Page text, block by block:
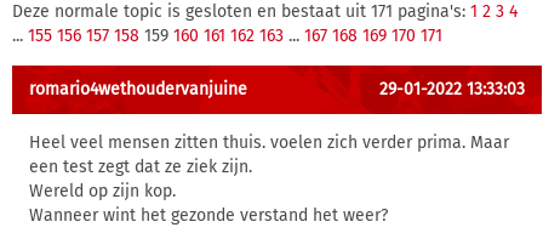
Deze normale topic is gesloten en bestaat uit 171 pagina's: 1 2 3 4
... 155 156 157 158 159 160 161 162 163 ... 167 168 169 170 171
romario4wethoudervanjuine 29-01-2022 13:33:03
Heel veel mensen zitten thuis. voelen zich verder prima. Maar
een test zegt dat ze ziek zijn.
Wereld op zijn kop.
Wanneer wint het gezonde verstand het weer?